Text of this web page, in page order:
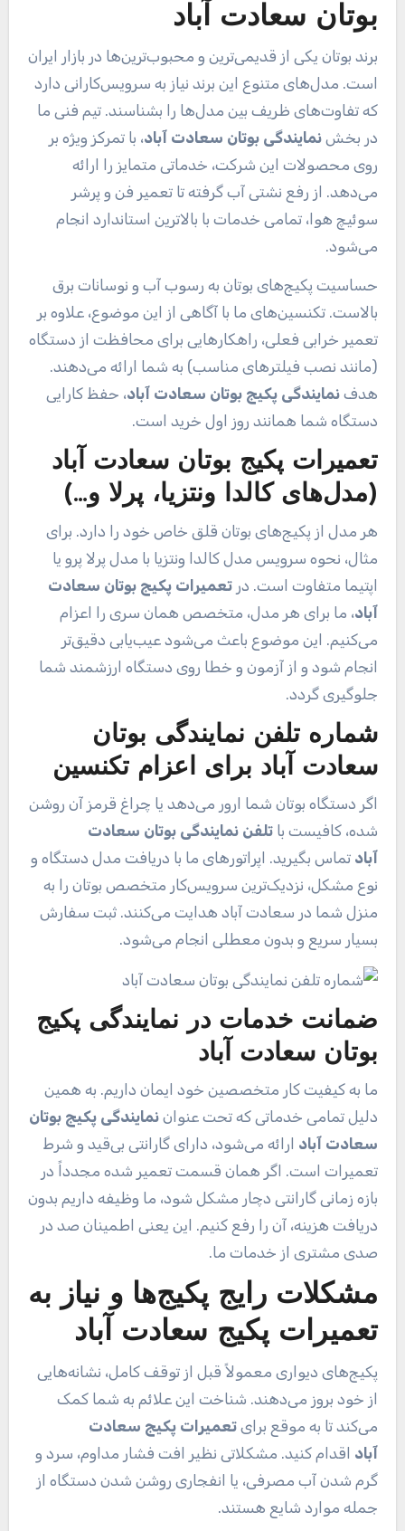
بوتان سعادت آباد
برند بوتان یکی از قدیمی‌ترین و محبوب‌ترین‌ها در بازار ایران
است. مدل‌های متنوع این برند نیاز به سرویس‌کارانی دارد
که تفاوت‌های ظریف بین مدل‌ها را بشناسند. تیم فنی ما
در بخش نمایندگی بوتان سعادت آباد، با تمرکز ویژه بر
روی محصولات این شرکت، خدماتی متمایز را ارائه
می‌دهد. از رفع نشتی آب گرفته تا تعمیر فن و پرشر
سوئیچ هوا، تمامی خدمات با بالاترین استاندارد انجام
می‌شود.
حساسیت پکیج‌های بوتان به رسوب آب و نوسانات برق
بالاست. تکنسین‌های ما با آگاهی از این موضوع، علاوه بر
تعمیر خرابی فعلی، راهکارهایی برای محافظت از دستگاه
(مانند نصب فیلترهای مناسب) به شما ارائه می‌دهند.
هدف نمایندگی پکیج بوتان سعادت آباد، حفظ کارایی
دستگاه شما همانند روز اول خرید است.
تعمیرات پکیج بوتان سعادت آباد
(مدل‌های کالدا ونتزیا، پرلا و…)
هر مدل از پکیج‌های بوتان قلق خاص خود را دارد. برای
مثال، نحوه سرویس مدل کالدا ونتزیا با مدل پرلا پرو یا
اپتیما متفاوت است. در تعمیرات پکیج بوتان سعادت
آباد، ما برای هر مدل، متخصص همان سری را اعزام
می‌کنیم. این موضوع باعث می‌شود عیب‌یابی دقیق‌تر
انجام شود و از آزمون و خطا روی دستگاه ارزشمند شما
جلوگیری گردد.
شماره تلفن نمایندگی بوتان
سعادت آباد برای اعزام تکنسین
اگر دستگاه بوتان شما ارور می‌دهد یا چراغ قرمز آن روشن
شده، کافیست با تلفن نمایندگی بوتان سعادت
آباد تماس بگیرید. اپراتورهای ما با دریافت مدل دستگاه و
نوع مشکل، نزدیک‌ترین سرویس‌کار متخصص بوتان را به
منزل شما در سعادت آباد هدایت می‌کنند. ثبت سفارش
بسیار سریع و بدون معطلی انجام می‌شود.
ضمانت خدمات در نمایندگی پکیج
بوتان سعادت آباد
ما به کیفیت کار متخصصین خود ایمان داریم. به همین
دلیل تمامی خدماتی که تحت عنوان نمایندگی پکیج بوتان
سعادت آباد ارائه می‌شود، دارای گارانتی بی‌قید و شرط
تعمیرات است. اگر همان قسمت تعمیر شده مجدداً در
بازه زمانی گارانتی دچار مشکل شود، ما وظیفه داریم بدون
دریافت هزینه، آن را رفع کنیم. این یعنی اطمینان صد در
صدی مشتری از خدمات ما.
مشکلات رایج پکیج‌ها و نیاز به
تعمیرات پکیج سعادت آباد
پکیج‌های دیواری معمولاً قبل از توقف کامل، نشانه‌هایی
از خود بروز می‌دهند. شناخت این علائم به شما کمک
می‌کند تا به موقع برای تعمیرات پکیج سعادت
آباد اقدام کنید. مشکلاتی نظیر افت فشار مداوم، سرد و
گرم شدن آب مصرفی، یا انفجاری روشن شدن دستگاه از
جمله موارد شایع هستند.